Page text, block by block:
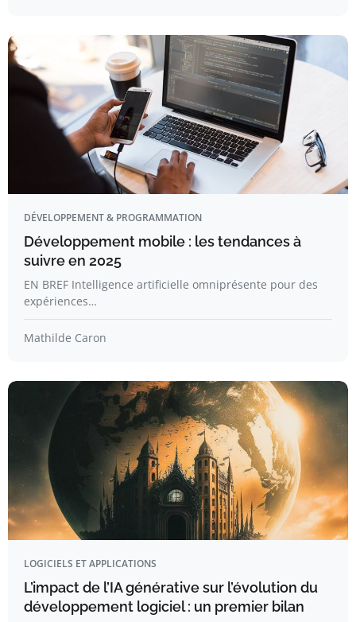
DÉVELOPPEMENT & PROGRAMMATION
Développement mobile : les tendances à
suivre en 2025
EN BREF Intelligence artificielle omniprésente pour des
expériences…
Mathilde Caron
LOGICIELS ET APPLICATIONS
L’impact de l’IA générative sur l’évolution du
développement logiciel : un premier bilan